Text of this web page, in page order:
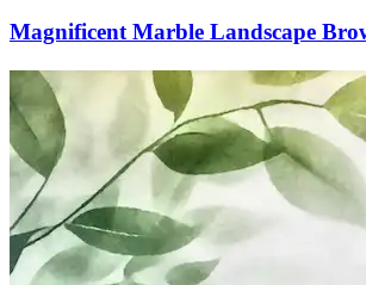
Magnificent Marble Landscape